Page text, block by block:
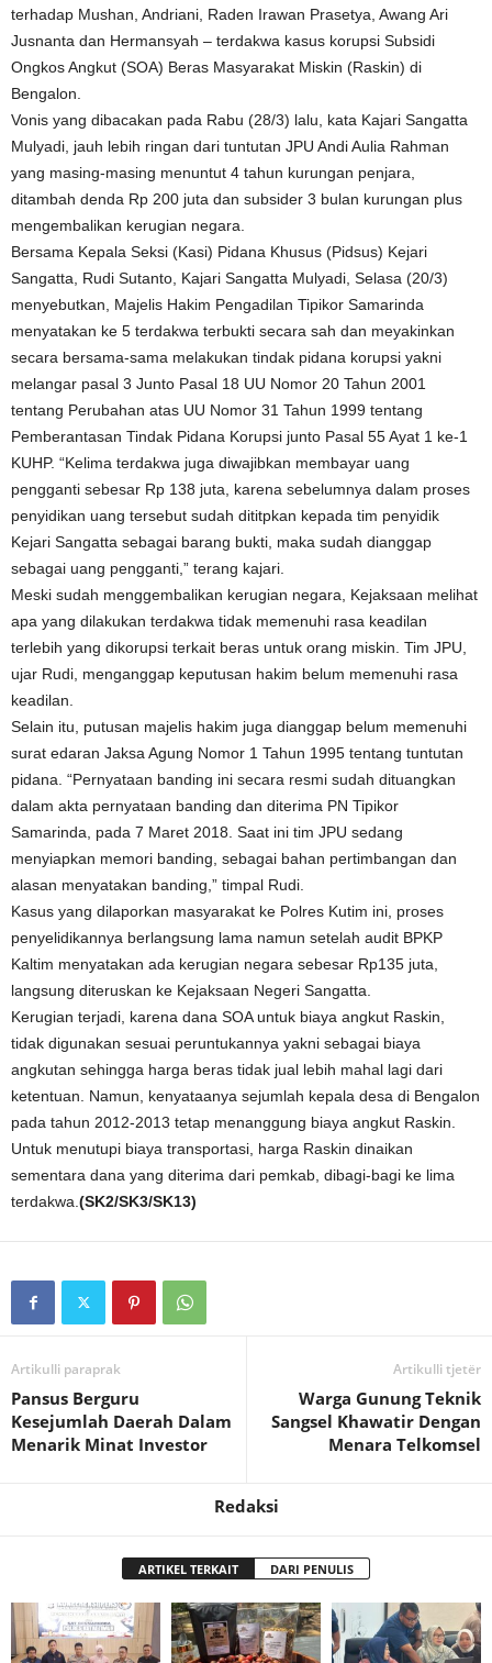
terhadap Mushan, Andriani, Raden Irawan Prasetya, Awang Ari
Jusnanta dan Hermansyah – terdakwa kasus korupsi Subsidi
Ongkos Angkut (SOA) Beras Masyarakat Miskin (Raskin) di
Bengalon.
Vonis yang dibacakan pada Rabu (28/3) lalu, kata Kajari Sangatta
Mulyadi, jauh lebih ringan dari tuntutan JPU Andi Aulia Rahman
yang masing-masing menuntut 4 tahun kurungan penjara,
ditambah denda Rp 200 juta dan subsider 3 bulan kurungan plus
mengembalikan kerugian negara.
Bersama Kepala Seksi (Kasi) Pidana Khusus (Pidsus) Kejari
Sangatta, Rudi Sutanto, Kajari Sangatta Mulyadi, Selasa (20/3)
menyebutkan, Majelis Hakim Pengadilan Tipikor Samarinda
menyatakan ke 5 terdakwa terbukti secara sah dan meyakinkan
secara bersama-sama melakukan tindak pidana korupsi yakni
melangar pasal 3 Junto Pasal 18 UU Nomor 20 Tahun 2001
tentang Perubahan atas UU Nomor 31 Tahun 1999 tentang
Pemberantasan Tindak Pidana Korupsi junto Pasal 55 Ayat 1 ke-1
KUHP. “Kelima terdakwa juga diwajibkan membayar uang
pengganti sebesar Rp 138 juta, karena sebelumnya dalam proses
penyidikan uang tersebut sudah dititpkan kepada tim penyidik
Kejari Sangatta sebagai barang bukti, maka sudah dianggap
sebagai uang pengganti,” terang kajari.
Meski sudah menggembalikan kerugian negara, Kejaksaan melihat
apa yang dilakukan terdakwa tidak memenuhi rasa keadilan
terlebih yang dikorupsi terkait beras untuk orang miskin. Tim JPU,
ujar Rudi, menganggap keputusan hakim belum memenuhi rasa
keadilan.
Selain itu, putusan majelis hakim juga dianggap belum memenuhi
surat edaran Jaksa Agung Nomor 1 Tahun 1995 tentang tuntutan
pidana. “Pernyataan banding ini secara resmi sudah dituangkan
dalam akta pernyataan banding dan diterima PN Tipikor
Samarinda, pada 7 Maret 2018. Saat ini tim JPU sedang
menyiapkan memori banding, sebagai bahan pertimbangan dan
alasan menyatakan banding,” timpal Rudi.
Kasus yang dilaporkan masyarakat ke Polres Kutim ini, proses
penyelidikannya berlangsung lama namun setelah audit BPKP
Kaltim menyatakan ada kerugian negara sebesar Rp135 juta,
langsung diteruskan ke Kejaksaan Negeri Sangatta.
Kerugian terjadi, karena dana SOA untuk biaya angkut Raskin,
tidak digunakan sesuai peruntukannya yakni sebagai biaya
angkutan sehingga harga beras tidak jual lebih mahal lagi dari
ketentuan. Namun, kenyataanya sejumlah kepala desa di Bengalon
pada tahun 2012-2013 tetap menanggung biaya angkut Raskin.
Untuk menutupi biaya transportasi, harga Raskin dinaikan
sementara dana yang diterima dari pemkab, dibagi-bagi ke lima
terdakwa. (SK2/SK3/SK13)
Artikulli paraprak
Pansus Berguru
Kesejumlah Daerah Dalam
Menarik Minat Investor
Artikulli tjetër
Warga Gunung Teknik
Sangsel Khawatir Dengan
Menara Telkomsel
Redaksi
ARTIKEL TERKAIT DARI PENULIS